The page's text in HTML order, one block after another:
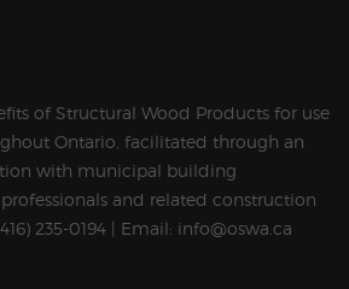
of Structural Wood Products for use
Ontario, facilitated through an
with municipal building
and related construction
235-0194 | Email: info@oswa.ca